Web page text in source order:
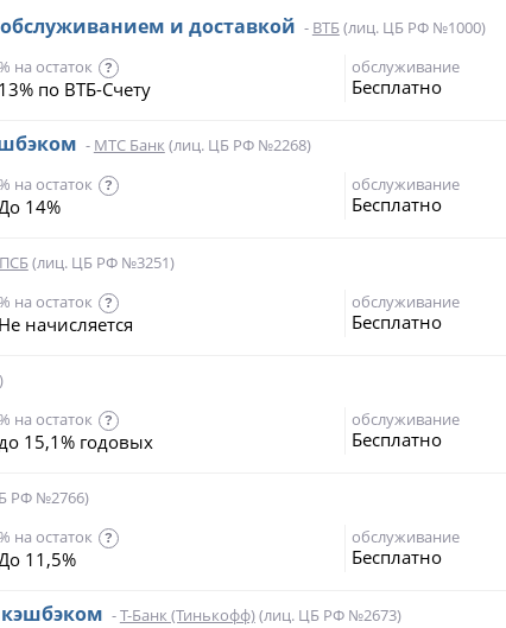
и доставкой - ВТБ(лиц. ЦБ РФ №1000)
на остаток ?
13% по ВТБ-Счету
обслуживание
Бесплатно
- МТС Банк (лиц. ЦБ РФ №2268)
на остаток ?
14%
обслуживание
Бесплатно
(лиц. ЦБ РФ №3251)
на остаток ?
Не начисляется
обслуживание
Бесплатно
на остаток ?
15,1% годовых
обслуживание
Бесплатно
РФ №2766)
на остаток ?
11,5%
обслуживание
Бесплатно
-Т-Банк (Тинькофф)(лиц. ЦБ РФ №2673)